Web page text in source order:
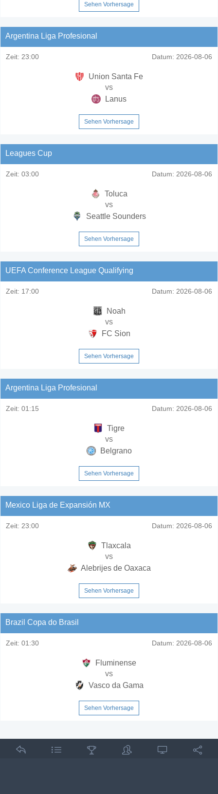
Sehen Vorhersage
Argentina Liga Profesional
Zeit: 23:00 Datum: 2026-08-06
Union Santa Fe
vs
Lanus
Sehen Vorhersage
Leagues Cup
Zeit: 03:00 Datum: 2026-08-06
Toluca
vs
Seattle Sounders
Sehen Vorhersage
UEFA Conference League Qualifying
Zeit: 17:00 Datum: 2026-08-06
Noah
vs
FC Sion
Sehen Vorhersage
Argentina Liga Profesional
Zeit: 01:15 Datum: 2026-08-06
Tigre
vs
Belgrano
Sehen Vorhersage
Mexico Liga de Expansión MX
Zeit: 23:00 Datum: 2026-08-06
Tlaxcala
vs
Alebrijes de Oaxaca
Sehen Vorhersage
Brazil Copa do Brasil
Zeit: 01:30 Datum: 2026-08-06
Fluminense
vs
Vasco da Gama
Sehen Vorhersage